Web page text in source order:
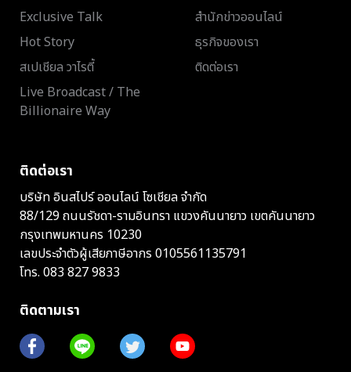
Exclusive Talk
Hot Story
สเปเชียล วาไรตี้
Live Broadcast / The
Billionaire Way
สำนักข่าวออนไลน์
ธุรกิจของเรา
ติดต่อเรา
ติดต่อเรา
บริษัท อินสไปร์ ออนไลน์ โซเชียล จำกัด
88/129 ถนนรัชดา-รามอินทรา แขวงคันนายาว เขตคันนายาว
กรุงเทพมหานคร 10230
เลขประจำตัวผู้เสียภาษีอากร 0105561135791
โทร. 083 827 9833
ติดตามเรา